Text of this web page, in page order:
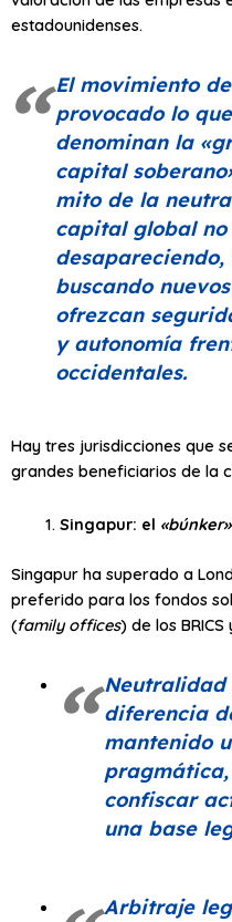
estadounidenses.
El movimiento
provocado lo
denominan la
capital
mito de la
capital global no
buscando
ofrezcan
y autonomía
occidentales.
Hay tres jurisdicciones que
grandes beneficiarios de la
Singapur: el «búnker»
Singapur ha superado a
preferido para los fondos
(family offices) de los
Neutralidad
diferencia
mantenido
confiscar
una base
Arbitraje